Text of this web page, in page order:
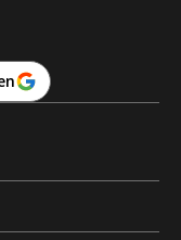
www.impactove.com